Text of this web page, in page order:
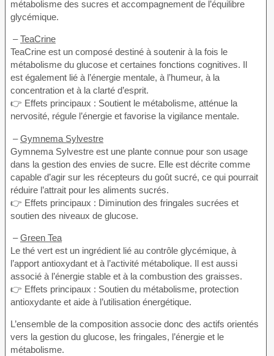
métabolisme des sucres et accompagnement de l’équilibre
glycémique.
–TeaCrine
TeaCrine est un composé destiné à soutenir à la fois le
métabolisme du glucose et certaines fonctions cognitives. Il
est également lié à l’énergie mentale, à l’humeur, à la
concentration et à la clarté d’esprit.
👉 Effets principaux : Soutient le métabolisme, atténue la
nervosité, régule l’énergie et favorise la vigilance mentale.
–Gymnema Sylvestre
Gymnema Sylvestre est une plante connue pour son usage
dans la gestion des envies de sucre. Elle est décrite comme
capable d’agir sur les récepteurs du goût sucré, ce qui pourrait
réduire l’attrait pour les aliments sucrés.
👉 Effets principaux : Diminution des fringales sucrées et
soutien des niveaux de glucose.
–Green Tea
Le thé vert est un ingrédient lié au contrôle glycémique, à
l’apport antioxydant et à l’activité métabolique. Il est aussi
associé à l’énergie stable et à la combustion des graisses.
👉 Effets principaux : Soutien du métabolisme, protection
antioxydante et aide à l’utilisation énergétique.
L’ensemble de la composition associe donc des actifs orientés
vers la gestion du glucose, les fringales, l’énergie et le
métabolisme.